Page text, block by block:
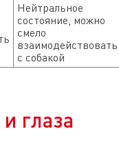
Нейтральное
состояние, можно
смело
взаимодействовать
с собакой
глаза